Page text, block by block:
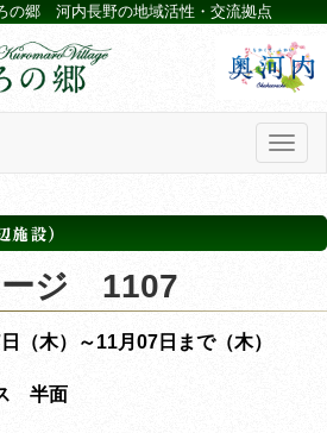
の郷 河内長野の地域活性・交流拠点
ージ 1107
（木）～11月07日まで（木）
半面